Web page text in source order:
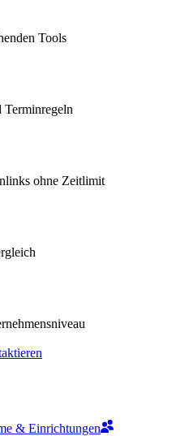
Tools
Terminregeln
ohne Zeitlimit
& Einrichtungen